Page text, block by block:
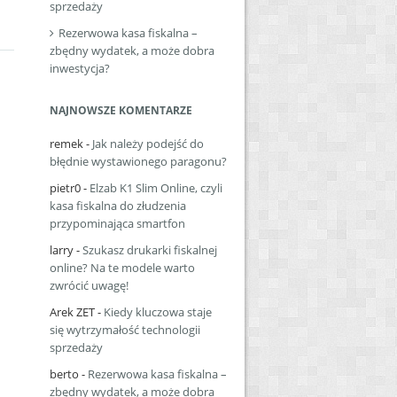
sprzedaży
Rezerwowa kasa fiskalna –
zbędny wydatek, a może dobra
inwestycja?
NAJNOWSZE KOMENTARZE
remek- Jak należy podejść do
błędnie wystawionego paragonu?
pietr0- Elzab K1 Slim Online, czyli
kasa fiskalna do złudzenia
przypominająca smartfon
larry-Szukasz drukarki fiskalnej
online? Na te modele warto
zwrócić uwagę!
Arek ZET- Kiedy kluczowa staje
się wytrzymałość technologii
sprzedaży
berto - Rezerwowa kasa fiskalna –
zbędny wydatek, a może dobra